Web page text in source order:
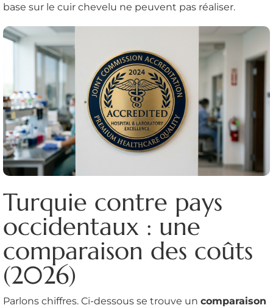
base sur le cuir chevelu ne peuvent pas réaliser.
Turquie contre pays
occidentaux : une
comparaison des coûts
(2026)
Parlons chiffres. Ci-dessous se trouve un comparaison